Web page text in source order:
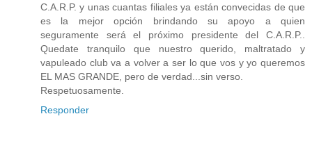
C.A.R.P. y unas cuantas filiales ya están convecidas de que
es la mejor opción brindando su apoyo a quien
seguramente será el próximo presidente del C.A.R.P..
Quedate tranquilo que nuestro querido, maltratado y
vapuleado club va a volver a ser lo que vos y yo queremos
EL MAS GRANDE, pero de verdad...sin verso.
Respetuosamente.
Responder